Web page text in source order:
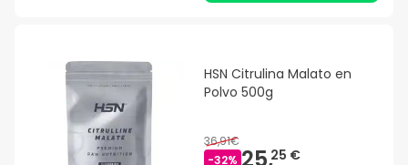
HSN Citrulina Malato en
Polvo 500g
36,91€
-32% 25 €